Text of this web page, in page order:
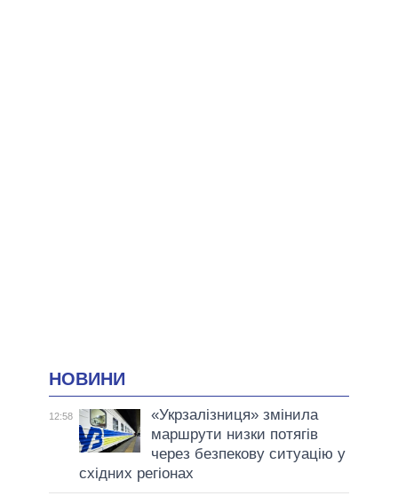
НОВИНИ
12:58
«Укрзалізниця» змінила
маршрути низки потягів
через безпекову ситуацію у
східних регіонах